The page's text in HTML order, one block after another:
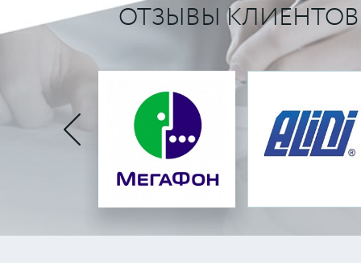
ОТЗЫВЫ КЛИЕНТОВ